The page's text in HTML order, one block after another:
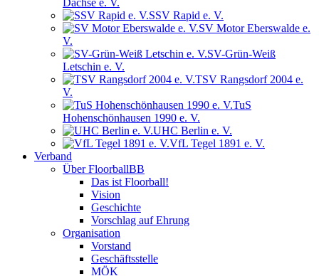
Dachse e. V.
SSV Rapid e. V.
SV Motor Eberswalde e.
V.
SV-Grün-Weiß
Letschin e. V.
TSV Rangsdorf 2004 e.
V.
TuS
Hohenschönhausen 1990 e. V.
UHC Berlin e. V.
VfL Tegel 1891 e. V.
Verband
Über FloorballBB
Das ist Floorball!
Vision
Geschichte
Vorschlag auf Ehrung
Organisation
Vorstand
Geschäftsstelle
MÖK